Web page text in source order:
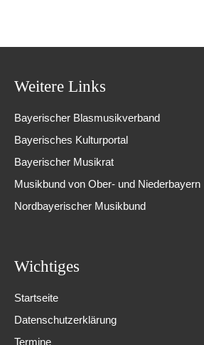
Weitere Links
Bayerischer Blasmusikverband
Bayerisches Kulturportal
Bayerischer Musikrat
Musikbund von Ober- und Niederbayern
Nordbayerischer Musikbund
Wichtiges
Startseite
Datenschutzerklärung
Termine